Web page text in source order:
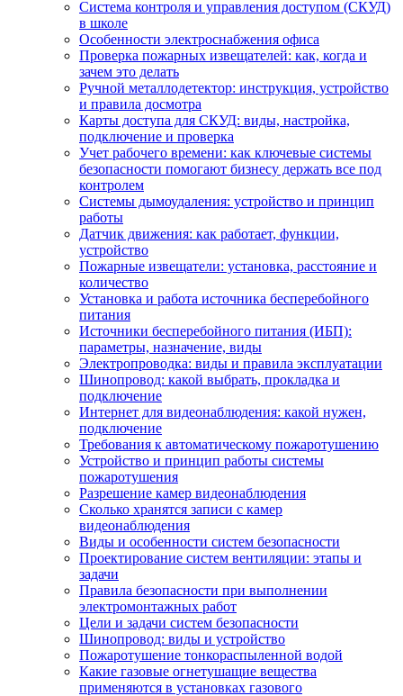
Система контроля и управления доступом (СКУД)
в школе
Особенности электроснабжения офиса
Проверка пожарных извещателей: как, когда и
зачем это делать
Ручной металлодетектор: инструкция, устройство
и правила досмотра
Карты доступа для СКУД: виды, настройка,
подключение и проверка
Учет рабочего времени: как ключевые системы
безопасности помогают бизнесу держать все под
контролем
Системы дымоудаления: устройство и принцип
работы
Датчик движения: как работает, функции,
устройство
Пожарные извещатели: установка, расстояние и
количество
Установка и работа источника бесперебойного
питания
Источники бесперебойного питания (ИБП):
параметры, назначение, виды
Электропроводка: виды и правила эксплуатации
Шинопровод: какой выбрать, прокладка и
подключение
Интернет для видеонаблюдения: какой нужен,
подключение
Требования к автоматическому пожаротушению
Устройство и принцип работы системы
пожаротушения
Разрешение камер видеонаблюдения
Сколько хранятся записи с камер
видеонаблюдения
Виды и особенности систем безопасности
Проектирование систем вентиляции: этапы и
задачи
Правила безопасности при выполнении
электромонтажных работ
Цели и задачи систем безопасности
Шинопровод: виды и устройство
Пожаротушение тонкораспыленной водой
Какие газовые огнетушащие вещества
применяются в установках газового